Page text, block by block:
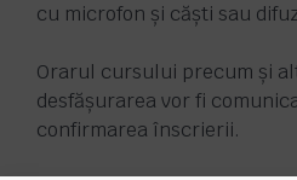
cu microfon și căști sau
Orarul cursului precum și
desfășurarea vor fi
confirmarea înscrierii.